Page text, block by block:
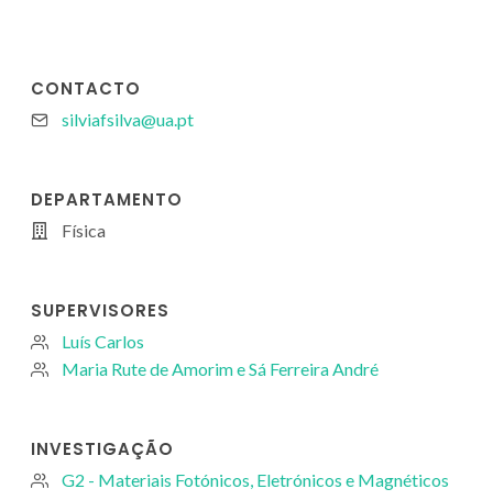
CONTACTO
silviafsilva@ua.pt
DEPARTAMENTO
Física
SUPERVISORES
Luís Carlos
Maria Rute de Amorim e Sá Ferreira André
INVESTIGAÇÃO
G2 - Materiais Fotónicos, Eletrónicos e Magnéticos